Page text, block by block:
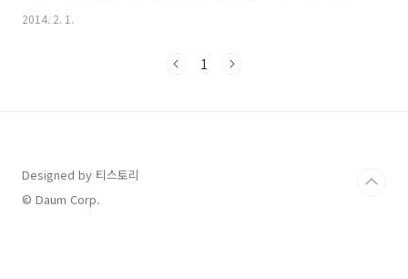
다. 섬유유연제 넣고 돌리면 좋지만 여행하는데 이것저것 따져가면서 여
건조기까지 오랜만에 뽀송뽀송하게 마른 옷을 입으니 상쾌하고 날아갈
2014. 2. 1.
1
Designed by 티스토리
© Daum Corp.